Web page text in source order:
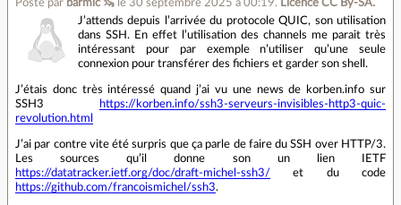
Posté par barmic 🦦 le 30 septembre 2025 à 00:19. Licence CC By‑SA.
J’attends depuis l’arrivée du protocole QUIC, son utilisation
dans SSH. En effet l’utilisation des channels me parait très
intéressant pour par exemple n’utiliser qu’une seule
connexion pour transférer des fichiers et garder son shell.
J’étais donc très intéressé quand j’ai vu une news de korben.info sur
SSH3
https://korben.info/ssh3-serveurs-invisibles-http3-quic-
revolution.html
J’ai par contre vite été surpris que ça parle de faire du SSH over HTTP/3.
Les sources qu’il donne son un lien IETF
https://datatracker.ietf.org/doc/draft-michel-ssh3/ et du code
https://github.com/francoismichel/ssh3.